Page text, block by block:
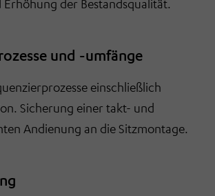
Erhöhung der Bestandsqualität.
und -umfänge
einschließlich
Sicherung einer takt- und
Andienung an die Sitzmontage.